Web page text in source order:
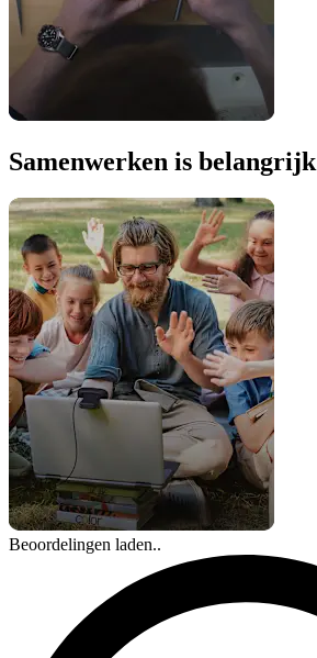
Samenwerken is belangrijk
Beoordelingen laden..